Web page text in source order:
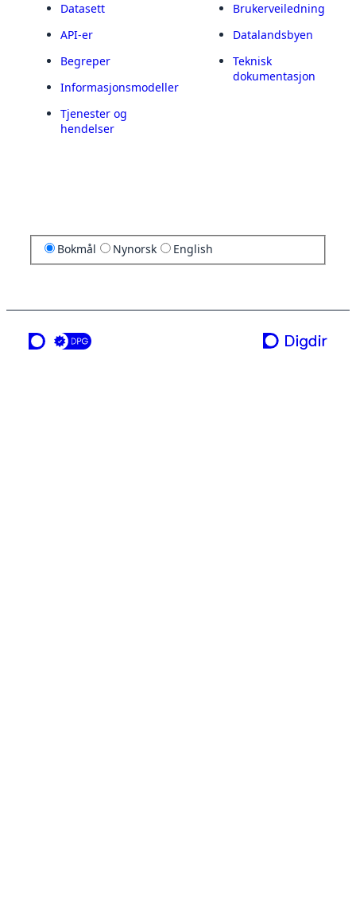
Datasett
API-er
Begreper
Informasjonsmodeller
Tjenester og
hendelser
Brukerveiledning
Datalandsbyen
Teknisk
dokumentasjon
Bokmål Nynorsk English